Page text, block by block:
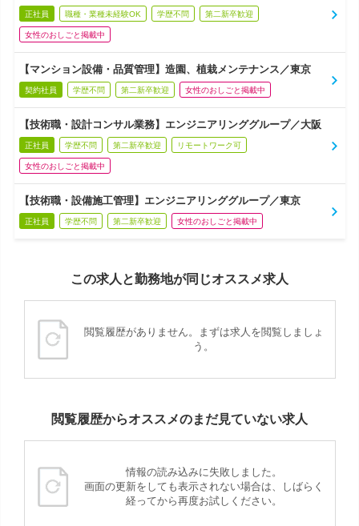
正社員 職種・業種未経験OK 学歴不問 第二新卒歓迎
女性のおしごと掲載中
【マンション設備・品質管理】造園、植栽メンテナンス／東京
契約社員 学歴不問 第二新卒歓迎 女性のおしごと掲載中
【技術職・設計コンサル業務】エンジニアリンググループ／大阪
正社員 学歴不問 第二新卒歓迎 リモートワーク可
女性のおしごと掲載中
【技術職・設備施工管理】エンジニアリンググループ／東京
正社員 学歴不問 第二新卒歓迎 女性のおしごと掲載中
この求人と勤務地が同じオススメ求人
閲覧履歴がありません。まずは求人を閲覧しましょ
う。
閲覧履歴からオススメのまだ見ていない求人
情報の読み込みに失敗しました。
画面の更新をしても表示されない場合は、しばらく
経ってから再度お試しください。